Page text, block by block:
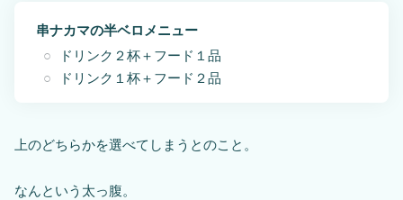
串ナカマの半ベロメニュー
ドリンク２杯＋フード１品
ドリンク１杯＋フード２品
上のどちらかを選べてしまうとのこと。
なんという太っ腹。